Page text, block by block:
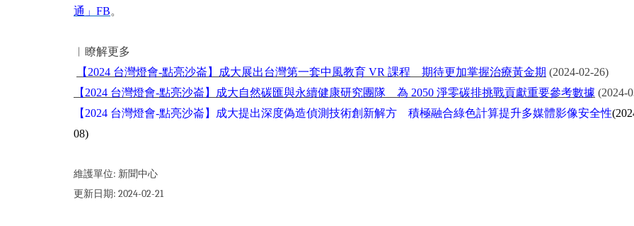
通」FB。
︱瞭解更多
【2024 台灣燈會-點亮沙崙】成大展出台灣第一套中風教育 VR 課程 期待更加掌握治療黃金期 (2024-02-26)
【2024 台灣燈會-點亮沙崙】成大自然碳匯與永續健康研究團隊 為 2050 淨零碳排挑戰貢獻重要參考數據 (2024-
【2024 台灣燈會-點亮沙崙】成大提出深度偽造偵測技術創新解方 積極融合綠色計算提升多媒體影像安全性
08)
維護單位: 新聞中心
更新日期: 2024-02-21